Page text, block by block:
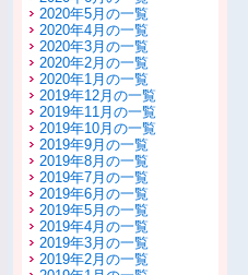
2020年5月の一覧
2020年4月の一覧
2020年3月の一覧
2020年2月の一覧
2020年1月の一覧
2019年12月の一覧
2019年11月の一覧
2019年10月の一覧
2019年9月の一覧
2019年8月の一覧
2019年7月の一覧
2019年6月の一覧
2019年5月の一覧
2019年4月の一覧
2019年3月の一覧
2019年2月の一覧